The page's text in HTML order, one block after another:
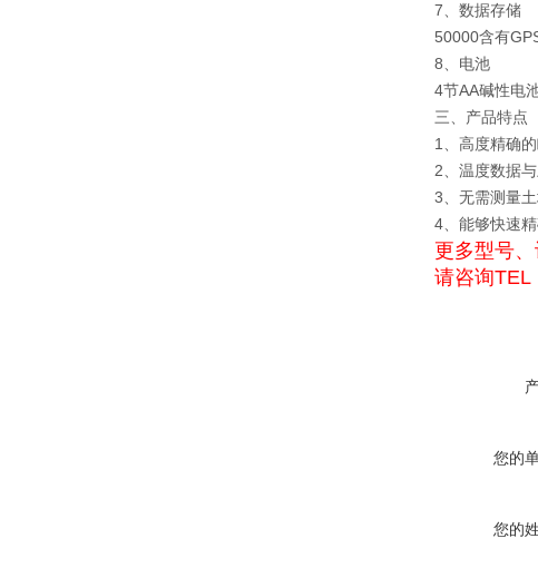
7、数据存储
50000含有
8、电池
4节AA碱性电
三、产品特点
1、高度精确
2、温度数据
3、无需测量
4、能够快速
更多型号
请咨询
您的
您的